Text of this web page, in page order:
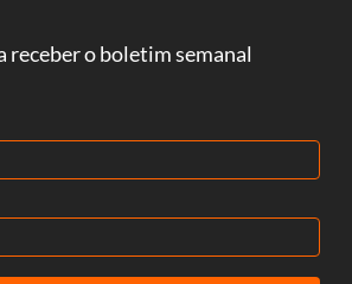
receber o boletim semanal